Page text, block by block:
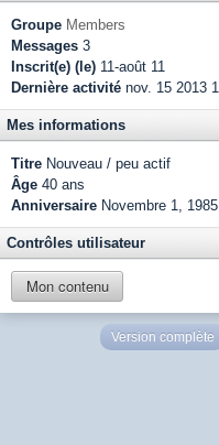
Groupe Members
Messages 3
Inscrit(e) (le) 11-août 11
Dernière activité nov. 15 2013
Mes informations
Titre Nouveau / peu actif
Âge 40 ans
Anniversaire Novembre 1, 1985
Contrôles utilisateur
Mon contenu
Version complète